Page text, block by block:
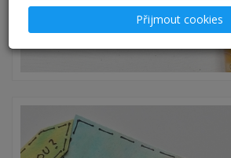
Přijmout cookies